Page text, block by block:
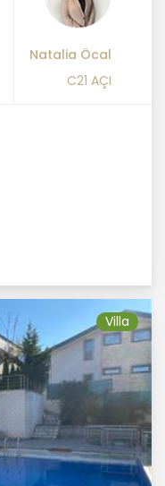
Natalia Öcal
C21 AÇI
Villa